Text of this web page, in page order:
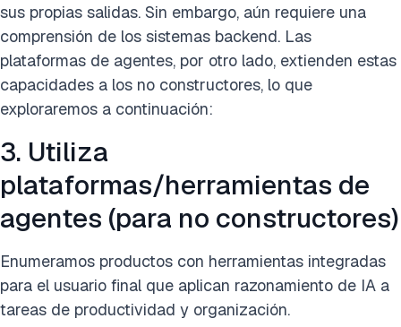
sus propias salidas. Sin embargo, aún requiere una
comprensión de los sistemas backend. Las
plataformas de agentes, por otro lado, extienden estas
capacidades a los no constructores, lo que
exploraremos a continuación:
3. Utiliza
plataformas/herramientas de
agentes (para no constructores)
Enumeramos productos con herramientas integradas
para el usuario final que aplican razonamiento de IA a
tareas de productividad y organización.